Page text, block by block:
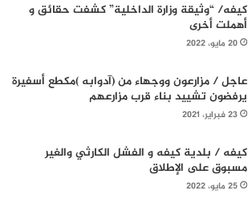
كيفه/ “وثيقة وزارة الداخلية” كشفت حقائق و
أهملت أخرى
20 مايو، 2022
عاجل / مزارعون ووجهاء من (آدوابه )مكطع أسفيرة
يرفضون تشييد بناء قرب مزارعهم
23 فبراير، 2021
كيفه / بلدية كيفه و الفشل الكارثي والغير
مسبوق على الإطلاق
25 مايو، 2022